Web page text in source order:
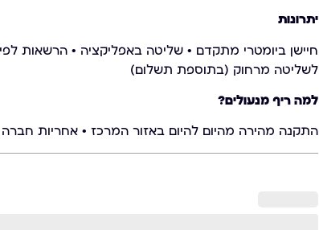
יתרונות
חיישן ביומטרי מתקדם • שליטה באפליקציה • הרשאות לפי
לשליטה מרחוק (בתוספת תשלום)
למה ריף מנעולים?
התקנה מהירה מהיום להיום באזור המרכז • אחריות